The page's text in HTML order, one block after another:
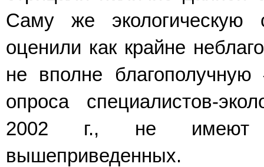
Саму же экологическую
оценили как крайне
не вполне
опроса специалистов-
2002 г., не имеют
вышеприведенных.